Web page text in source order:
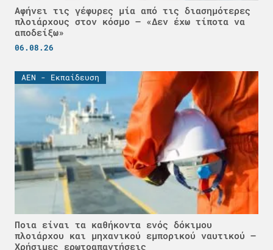
Αφήνει τις γέφυρες μία από τις διασημότερες
πλοιάρχους στον κόσμο – «Δεν έχω τίποτα να
αποδείξω»
06.08.26
ΑΕΝ - Εκπαίδευση
Ποια είναι τα καθήκοντα ενός δόκιμου
πλοιάρχου και μηχανικού εμπορικού ναυτικού –
Χρήσιμες ερωτοαπαντήσεις